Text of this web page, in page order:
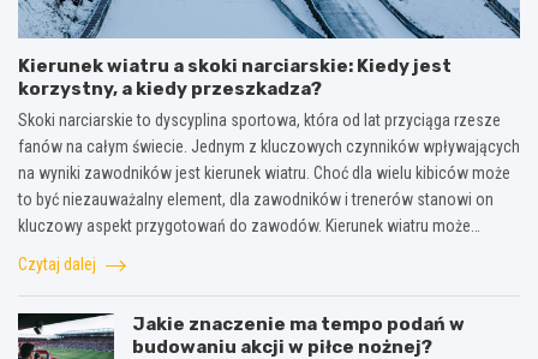
Kierunek wiatru a skoki narciarskie: Kiedy jest
korzystny, a kiedy przeszkadza?
Skoki narciarskie to dyscyplina sportowa, która od lat przyciąga rzesze
fanów na całym świecie. Jednym z kluczowych czynników wpływających
na wyniki zawodników jest kierunek wiatru. Choć dla wielu kibiców może
to być niezauważalny element, dla zawodników i trenerów stanowi on
kluczowy aspekt przygotowań do zawodów. Kierunek wiatru może…
Czytaj dalej
Jakie znaczenie ma tempo podań w
budowaniu akcji w piłce nożnej?